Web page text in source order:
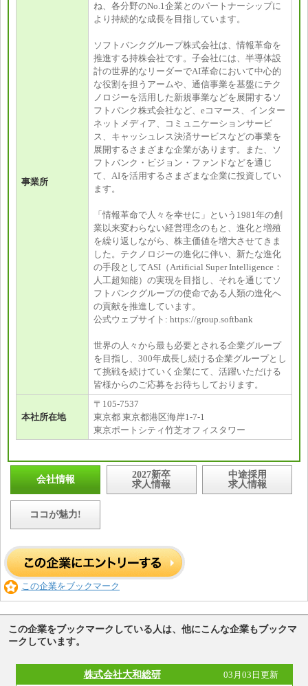
事業所
ね、各分野のNo.1企業とのパートナーシップに
より持続的な成長を目指しています。
ソフトバンクグループ株式会社は、情報革命を
推進する持株会社です。子会社には、半導体設
計の世界的なリーダーでAI革命において中心的
な役割を担うアームや、通信事業を基盤にテク
ノロジーを活用した新規事業などを展開するソ
フトバンク株式会社など、eコマース、インター
ネットメディア、コミュニケーションサービ
ス、キャッシュレス決済サービスなどの事業を
展開するさまざまな企業があります。また、ソ
フトバンク・ビジョン・ファンドなどを通じ
て、AIを活用するさまざまな企業に投資してい
ます。
「情報革命で人々を幸せに」という1981年の創
業以来変わらない経営理念のもと、進化と増殖
を繰り返しながら、株主価値を増大させてきま
した。テクノロジーの進化に伴い、新たな進化
の手段としてASI（Artificial Super Intelligence：
人工超知能）の実現を目指し、それを通じてソ
フトバンクグループの使命である人類の進化へ
の貢献を推進しています。
公式ウェブサイト: https://group.softbank
世界の人々から最も必要とされる企業グループ
を目指し、300年成長し続ける企業グループとし
て挑戦を続けていく企業にて、活躍いただける
皆様からのご応募をお待ちしております。
本社所在地
〒105-7537
東京都 東京都港区海岸1-7-1
東京ポートシティ竹芝オフィスタワー
会社情報
2027新卒
求人情報
中途採用
求人情報
ココが魅力!
この企業をブックマーク
この企業をブックマークしている人は、他にこんな企業もブックマ
ークしています。
株式会社大和総研 03月03日更新